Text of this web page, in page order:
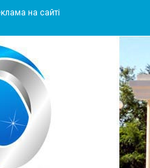
на сайті
города Южный